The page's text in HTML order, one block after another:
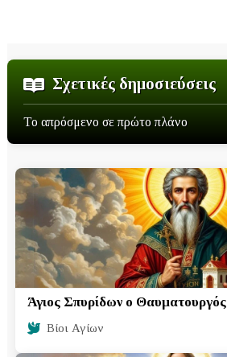
Σχετικές δημοσιεύσεις
Το απρόσμενο σε πρώτο πλάνο
Άγιος Σπυρίδων ο Θαυματουργός
Βίοι Αγίων